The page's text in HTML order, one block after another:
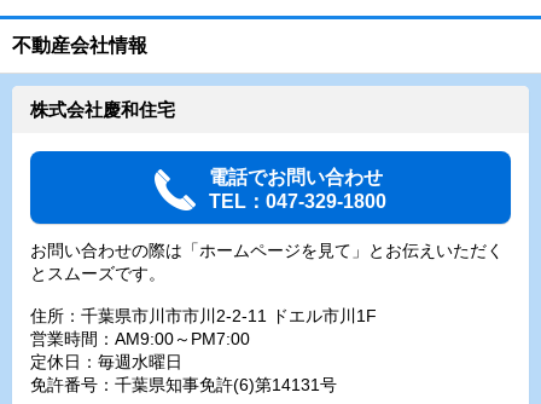
不動産会社情報
株式会社慶和住宅
電話でお問い合わせ
TEL：047-329-1800
お問い合わせの際は「ホームページを見て」とお伝えいただく
とスムーズです。
住所：千葉県市川市市川2-2-11 ドエル市川1F
営業時間：AM9:00～PM7:00
定休日：毎週水曜日
免許番号：千葉県知事免許(6)第14131号